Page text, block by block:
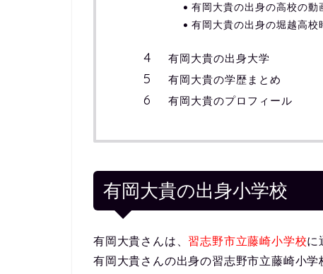
有岡大貴の出身の高校の動
有岡大貴の出身の堀越高校
有岡大貴の出身大学
有岡大貴の学歴まとめ
有岡大貴のプロフィール
有岡大貴の出身小学校
有岡大貴さんは、 習志野市立藤崎小学校に
有岡大貴さんの出身の習志野市立藤崎小